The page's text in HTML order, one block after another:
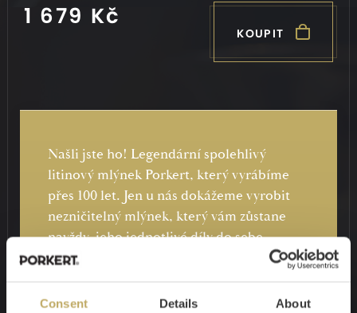
Consent Details About
1 679 Kč
KOUPIT
Našli jste ho! Legendární spolehlivý
litinový mlýnek Porkert, který vyrábíme
přes 100 let. Jen u nás dokážeme vyrobit
nezničitelný mlýnek, který vám zůstane
navždy, jeho jednotlivé díly do sebe
perfektně zapadají a vy při každém otočení
Na rozdíl od levných elektrických přístrojů